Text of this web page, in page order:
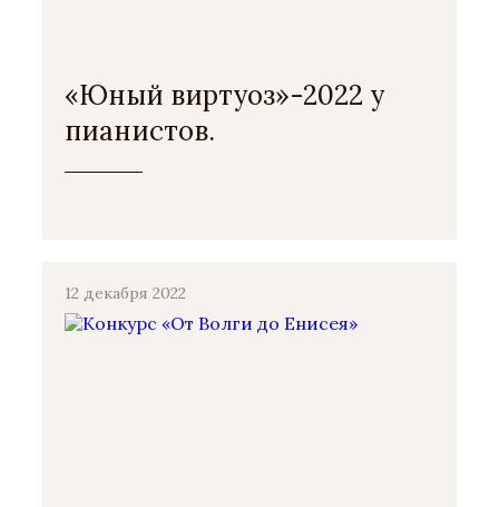
«Юный виртуоз»-2022 у
пианистов.
12 декабря 2022